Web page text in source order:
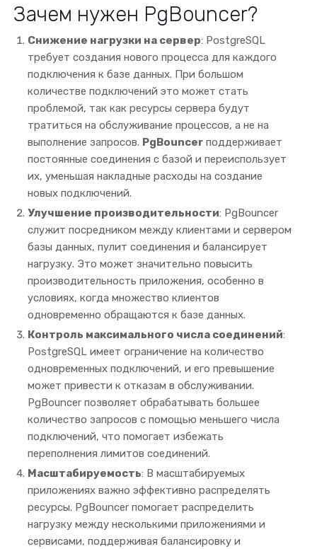
Зачем нужен PgBouncer?
Снижение нагрузки на сервер: PostgreSQL
требует создания нового процесса для каждого
подключения к базе данных. При большом
количестве подключений это может стать
проблемой, так как ресурсы сервера будут
тратиться на обслуживание процессов, а не на
выполнение запросов. PgBouncer поддерживает
постоянные соединения с базой и переиспользует
их, уменьшая накладные расходы на создание
новых подключений.
Улучшение производительности: PgBouncer
служит посредником между клиентами и сервером
базы данных, пулит соединения и балансирует
нагрузку. Это может значительно повысить
производительность приложения, особенно в
условиях, когда множество клиентов
одновременно обращаются к базе данных.
Контроль максимального числа соединений:
PostgreSQL имеет ограничение на количество
одновременных подключений, и его превышение
может привести к отказам в обслуживании.
PgBouncer позволяет обрабатывать большее
количество запросов с помощью меньшего числа
подключений, что помогает избежать
переполнения лимитов соединений.
Масштабируемость: В масштабируемых
приложениях важно эффективно распределять
ресурсы. PgBouncer помогает распределить
нагрузку между несколькими приложениями и
сервисами, поддерживая балансировку и